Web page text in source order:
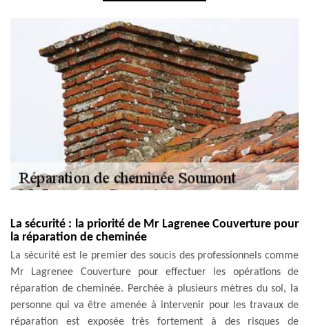
La sécurité : la priorité de Mr Lagrenee Couverture pour
la réparation de cheminée
La sécurité est le premier des soucis des professionnels comme
Mr Lagrenee Couverture pour effectuer les opérations de
réparation de cheminée. Perchée à plusieurs mètres du sol, la
personne qui va être amenée à intervenir pour les travaux de
réparation est exposée très fortement à des risques de